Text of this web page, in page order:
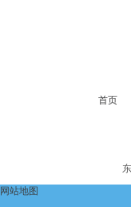
首页
网站地图